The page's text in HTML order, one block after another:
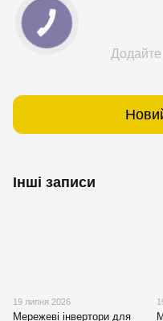
Додайте
Інші записи
19 липня 2026
Мережеві інвертори для